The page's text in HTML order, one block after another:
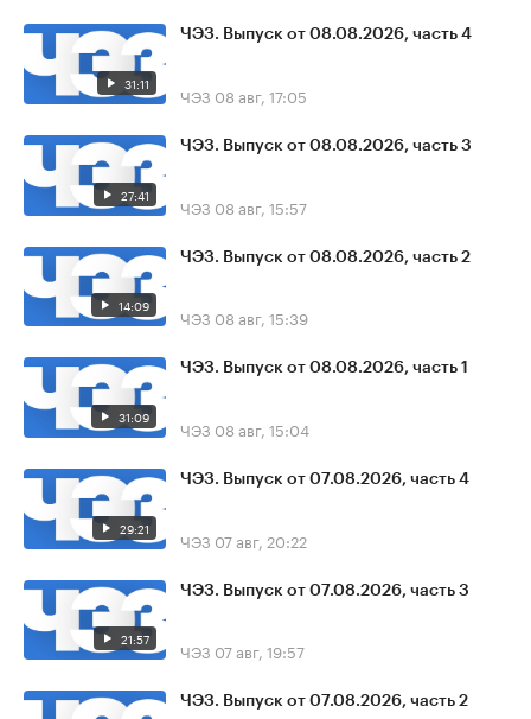
31:11
ЧЭЗ. Выпуск от 08.08.2026, часть 4
ЧЭЗ 08 авг, 17:05
27:41
ЧЭЗ. Выпуск от 08.08.2026, часть 3
ЧЭЗ 08 авг, 15:57
14:09
ЧЭЗ. Выпуск от 08.08.2026, часть 2
ЧЭЗ 08 авг, 15:39
31:09
ЧЭЗ. Выпуск от 08.08.2026, часть 1
ЧЭЗ 08 авг, 15:04
29:21
ЧЭЗ. Выпуск от 07.08.2026, часть 4
ЧЭЗ 07 авг, 20:22
21:57
ЧЭЗ. Выпуск от 07.08.2026, часть 3
ЧЭЗ 07 авг, 19:57
ЧЭЗ. Выпуск от 07.08.2026, часть 2